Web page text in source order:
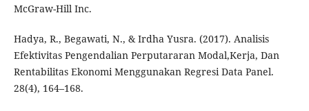
McGraw-Hill Inc.
Hadya, R., Begawati, N., & Irdha Yusra. (2017). Analisis
Efektivitas Pengendalian Perputararan Modal,Kerja, Dan
Rentabilitas Ekonomi Menggunakan Regresi Data Panel.
28(4), 164–168.